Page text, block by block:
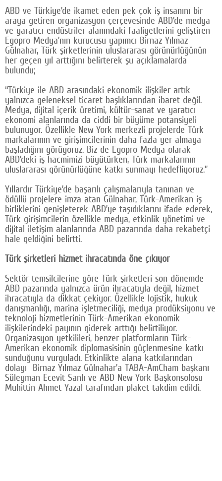
ABD ve Türkiye’de ikamet eden pek çok iş insanını bir
araya getiren organizasyon çerçevesinde ABD’de medya
ve yaratıcı endüstriler alanındaki faaliyetlerini geliştiren
Egopro Medya’nın kurucusu yapımcı Birnaz Yılmaz
Gülnahar, Türk şirketlerinin uluslararası görünürlüğünün
her geçen yıl arttığını belirterek şu açıklamalarda
bulundu;
“Türkiye ile ABD arasındaki ekonomik ilişkiler artık
yalnızca geleneksel ticaret başlıklarından ibaret değil.
Medya, dijital içerik üretimi, kültür-sanat ve yaratıcı
ekonomi alanlarında da ciddi bir büyüme potansiyeli
bulunuyor. Özellikle New York merkezli projelerde Türk
markalarının ve girişimcilerinin daha fazla yer almaya
başladığını görüyoruz. Biz de Egopro Medya olarak
ABD’deki iş hacmimizi büyütürken, Türk markalarının
uluslararası görünürlüğüne katkı sunmayı hedefliyoruz.”
Yıllardır Türkiye’de başarılı çalışmalarıyla tanınan ve
ödüllü projelere imza atan Gülnahar, Türk-Amerikan iş
birliklerini genişleterek ABD’ye taşıdıklarını ifade ederek,
Türk girişimcilerin özellikle medya, etkinlik yönetimi ve
dijital iletişim alanlarında ABD pazarında daha rekabetçi
hale geldiğini belirtti.
Türk şirketleri hizmet ihracatında öne çıkıyor
Sektör temsilcilerine göre Türk şirketleri son dönemde
ABD pazarında yalnızca ürün ihracatıyla değil, hizmet
ihracatıyla da dikkat çekiyor. Özellikle lojistik, hukuk
danışmanlığı, marina işletmeciliği, medya prodüksiyonu ve
teknoloji hizmetlerinin Türk-Amerikan ekonomik
ilişkilerindeki payının giderek arttığı belirtiliyor.
Organizasyon yetkilileri, benzer platformların Türk-
Amerikan ekonomik diplomasisinin güçlenmesine katkı
sunduğunu vurguladı. Etkinlikte alana katkılarından
dolayı Birnaz Yılmaz Gülnahar’a TABA-AmCham başkanı
Süleyman Ecevit Sanlı ve ABD New York Başkonsolosu
Muhittin Ahmet Yazal tarafından plaket takdim edildi.